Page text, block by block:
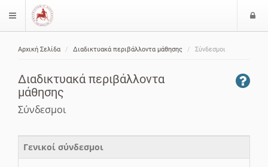
$langMenu
Αρχική Σελίδα Διαδικτυακά περιβάλλοντα μάθησης Σύνδεσμοι
Διαδικτυακά περιβάλλοντα
μάθησης
Σύνδεσμοι
Γενικοί σύνδεσμοι